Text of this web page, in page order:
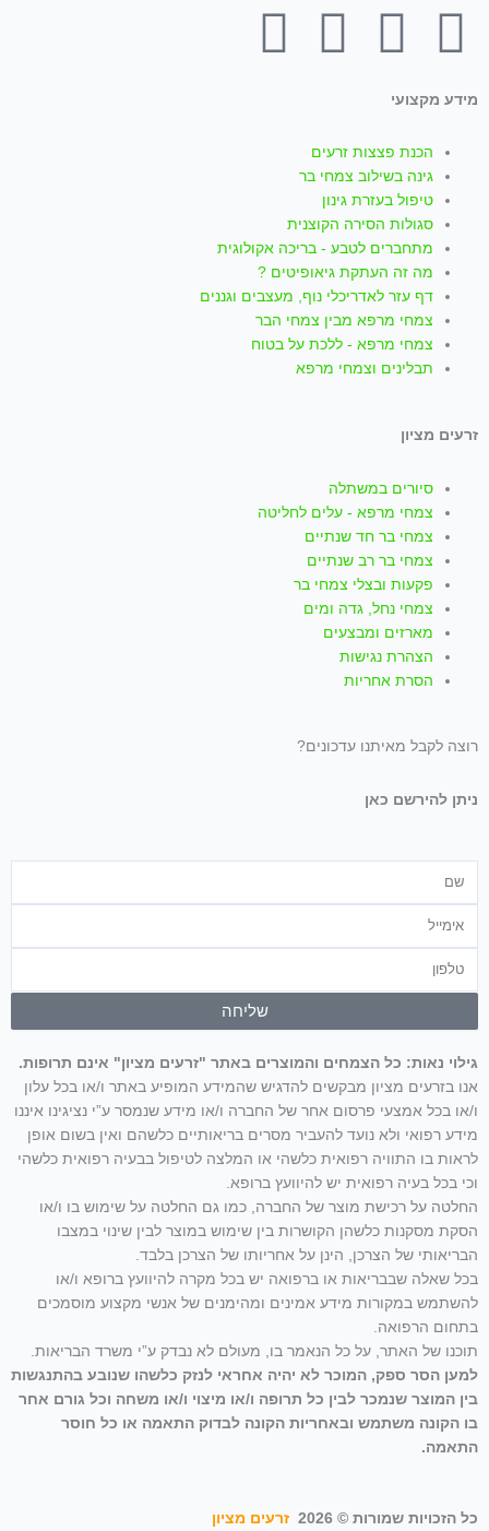
F
a
c
e
b
o
o
k
f
Y
o
u
t
u
b
e
I
s
t
a
g
r
m
W
s
a
p
k
מידע מקצועי
הכנת פצצות זרעים
גינה בשילוב צמחי בר
טיפול בעזרת גינון
סגולות הסירה הקוצנית
מתחברים לטבע - בריכה אקולוגית
מה זה העתקת גיאופיטים ?
דף עזר לאדריכלי נוף, מעצבים וגננים
צמחי מרפא מבין צמחי הבר
צמחי מרפא - ללכת על בטוח
תבלינים וצמחי מרפא
זרעים מציון
סיורים במשתלה
צמחי מרפא - עלים לחליטה
צמחי בר חד שנתיים
צמחי בר רב שנתיים
פקעות ובצלי צמחי בר
צמחי נחל, גדה ומים
מארזים ומבצעים
הצהרת נגישות
הסרת אחריות
רוצה לקבל מאיתנו עדכונים?
ניתן להירשם כאן
שליחה
גילוי נאות: כל הצמחים והמוצרים באתר "זרעים מציון" אינם תרופות.
אנו בזרעים מציון מבקשים להדגיש שהמידע המופיע באתר ו/או בכל עלון
ו/או בכל אמצעי פרסום אחר של החברה ו/או מידע שנמסר ע”י נציגינו איננו
מידע רפואי ולא נועד להעביר מסרים בריאותיים כלשהם ואין בשום אופן
לראות בו התוויה רפואית כלשהי או המלצה לטיפול בבעיה רפואית כלשהי
וכי בכל בעיה רפואית יש להיוועץ ברופא.
החלטה על רכישת מוצר של החברה, כמו גם החלטה על שימוש בו ו/או
הסקת מסקנות כלשהן הקושרות בין שימוש במוצר לבין שינוי במצבו
הבריאותי של הצרכן, הינן על אחריותו של הצרכן בלבד.
בכל שאלה שבבריאות או ברפואה יש בכל מקרה להיוועץ ברופא ו/או
להשתמש במקורות מידע אמינים ומהימנים של אנשי מקצוע מוסמכים
בתחום הרפואה.
תוכנו של האתר, על כל הנאמר בו, מעולם לא נבדק ע”י משרד הבריאות.
למען הסר ספק, המוכר לא יהיה אחראי לנזק כלשהו שנובע בהתנגשות
בין המוצר שנמכר לבין כל תרופה ו/או מיצוי ו/או משחה וכל גורם אחר
בו הקונה משתמש ובאחריות הקונה לבדוק התאמה או כל חוסר
התאמה.
כל הזכויות שמורות © 2026 זרעים מציון